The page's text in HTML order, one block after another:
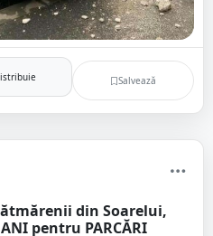
Salvează
din Soarelui,
pentru PARCĂRI